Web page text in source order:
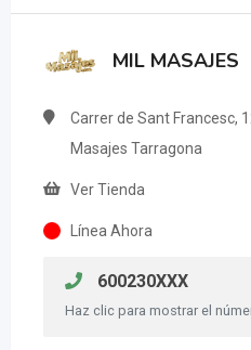
MIL MASAJES
Carrer de Sant Francesc,
Masajes Tarragona
Ver Tienda
Línea Ahora
600230XXX
Haz clic para mostrar el